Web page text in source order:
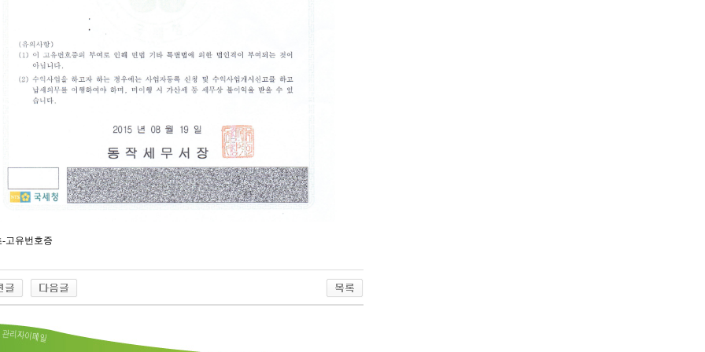
-고유번호증